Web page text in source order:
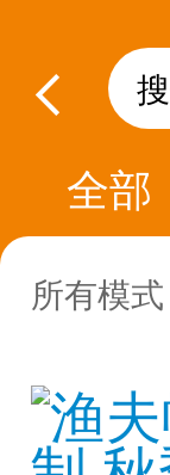
全部
所有模式